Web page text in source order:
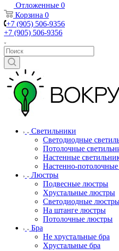
Отложенные 0
Корзина 0
+7 (905) 506-9356
+7 (905) 506-9356
Светильники
Светодиодные
Потолочные
Настенные
Настенно-
Люстры
Подвесные люстры
Хрустальные люстры
Светодиодные
На штанге люстры
Потолочные люстры
Бра
Не хрустальные бра
Хрустальные бра